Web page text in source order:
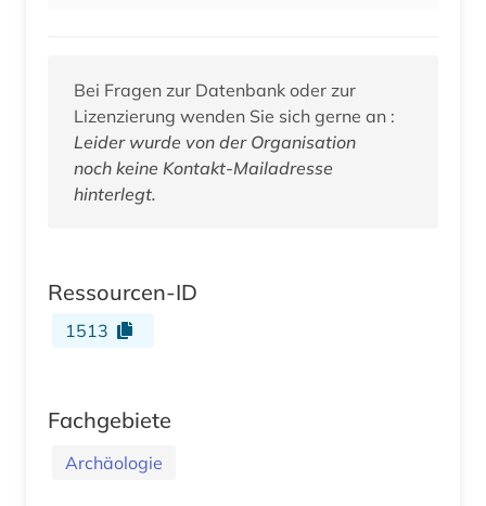
Bei Fragen zur Datenbank oder zur
Lizenzierung wenden Sie sich gerne an :
Leider wurde von der Organisation
noch keine Kontakt-Mailadresse
hinterlegt.
Ressourcen-ID
1513
Fachgebiete
Archäologie